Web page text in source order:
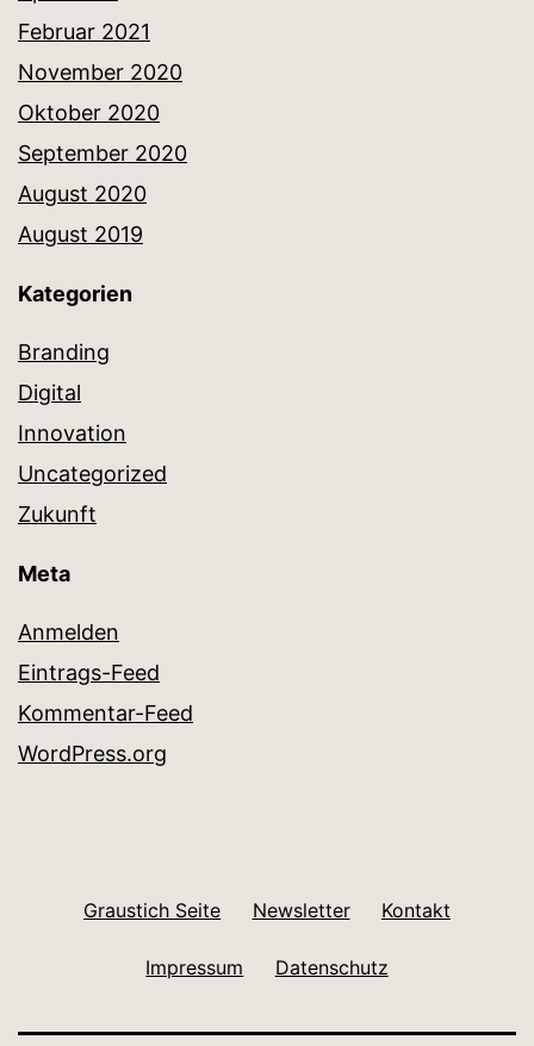
Februar 2021
November 2020
Oktober 2020
September 2020
August 2020
August 2019
Kategorien
Branding
Digital
Innovation
Uncategorized
Zukunft
Meta
Anmelden
Eintrags-Feed
Kommentar-Feed
WordPress.org
Graustich Seite Newsletter Kontakt
Impressum Datenschutz